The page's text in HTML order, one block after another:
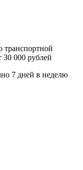
транспортной
30 000 рублей
7 дней в неделю